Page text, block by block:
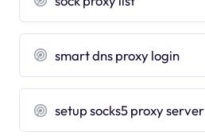
smart dns proxy login
setup socks5 proxy server